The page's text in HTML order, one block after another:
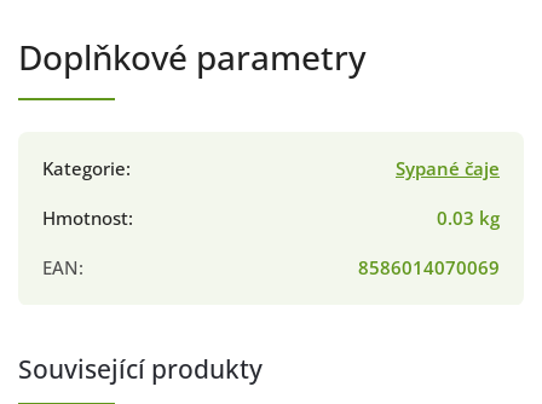
Doplňkové parametry
Kategorie:
Sypané čaje
Hmotnost:
0.03 kg
EAN: 8586014070069
Související produkty